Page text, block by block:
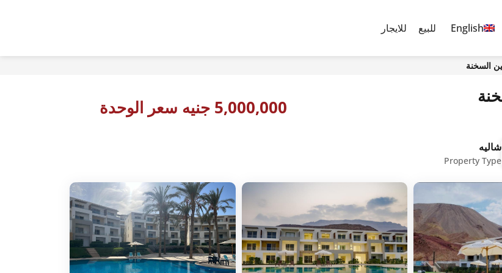
English للبيع للايجار
5,000,000 جنيه سعر الوحدة
شاليه
Property Type